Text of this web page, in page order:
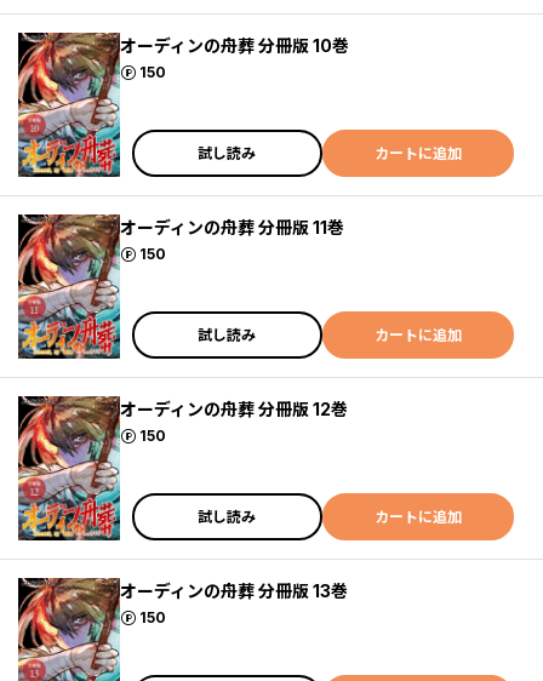
オーディンの舟葬 分冊版 10巻
150
ポイント
試し読み カートに追加
オーディンの舟葬 分冊版 11巻
150
ポイント
試し読み カートに追加
オーディンの舟葬 分冊版 12巻
150
ポイント
試し読み カートに追加
オーディンの舟葬 分冊版 13巻
150
ポイント